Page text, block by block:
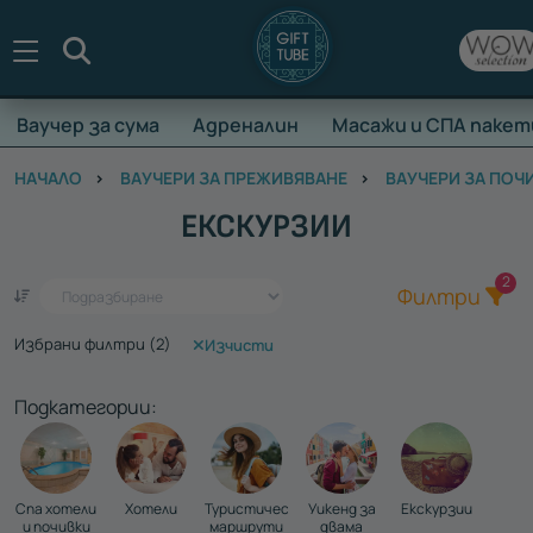
Ваучер за сума Адреналин Масажи и СПА
НАЧАЛО ВАУЧЕРИ ЗА ПРЕЖИВЯВАНЕ ВАУЧЕРИ ЗА
ЕКСКУРЗИИ
Един ваучер - стотици преживявания
Филтри
2
Избрани филтри (2) Изчисти
Подкатегории:
Спа хотели
и почивки
Хотели
Туристически
маршрути
Уикенд за
двама
Екскурзии